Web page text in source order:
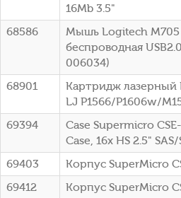
16Mb 3.5"
68586
Мышь Logitech M705
беспроводная
006034)
68901
Картридж лазерный
LJ P1566/P1606w/
69394
Case Supermicro
Case, 16x HS 2.5"
69403
Корпус SuperMicro
69412
Корпус SuperMicro